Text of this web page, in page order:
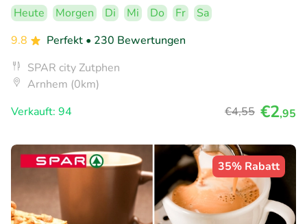
Heute Morgen Di Mi Do Fr
Sa
9.8
Perfekt • 230 Bewertungen
SPAR city Zutphen
Arnhem (0km)
Verkauft: 94
€4,55 €2,95
35% Rabatt